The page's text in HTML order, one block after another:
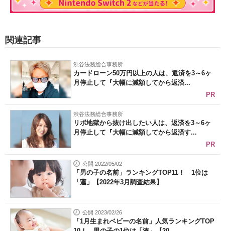
関連記事
渋谷法務総合事務所
カードローン50万円以上の人は、返済を3～6ヶ
月停止して『大幅に減額してから返済...
PR
渋谷法務総合事務所
リボ地獄から抜け出したい人は、返済を3～6ヶ
月停止して『大幅に減額してから返済す...
PR
公開 2022/05/02
「男の子の名前」ランキングTOP11！ 1位は
「蓮」【2022年3月調査結果】
公開 2023/02/26
「1月生まれベビーの名前」人気ランキングTOP